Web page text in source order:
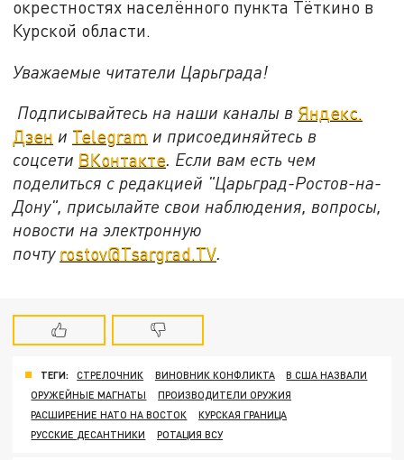
окрестностях населённого пункта Тёткино в
Курской области.
Уважаемые читатели Царьграда!
Подписывайтесь на наши каналы в Яндекс.
Дзен и Telegram и присоединяйтесь в
соцсети ВКонтакте. Если вам есть чем
поделиться с редакцией "Царьград-Ростов-на-
Дону", присылайте свои наблюдения, вопросы,
новости на электронную
почту rostov@Tsargrad.ТV.
ТЕГИ: СТРЕЛОЧНИК ВИНОВНИК КОНФЛИКТА
В США НАЗВАЛИ
ОРУЖЕЙНЫЕ МАГНАТЫ
ПРОИЗВОДИТЕЛИ ОРУЖИЯ
РАСШИРЕНИЕ НАТО НА ВОСТОК
КУРСКАЯ ГРАНИЦА
РУССКИЕ ДЕСАНТНИКИ
РОТАЦИЯ ВСУ